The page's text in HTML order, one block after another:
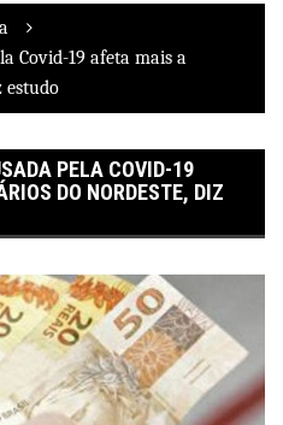
Covid-19 afeta mais a
estudo
PELA COVID-19
DO NORDESTE, DIZ